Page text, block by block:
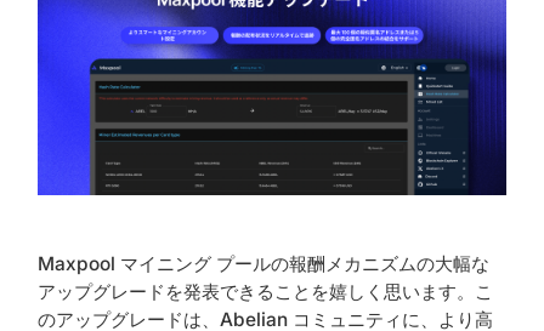
Maxpool マイニング プールの報酬メカニズムの大幅な
アップグレードを発表できることを嬉しく思います。こ
のアップグレードは、Abelian コミュニティに、より高